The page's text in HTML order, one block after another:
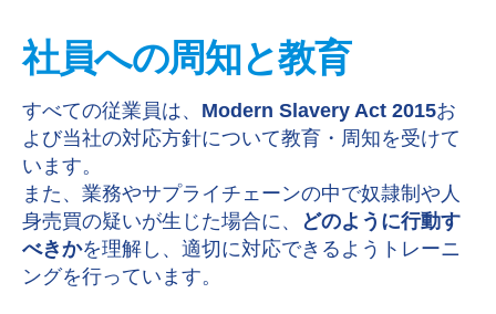
社員への周知と教育
すべての従業員は、 Modern Slavery Act 2015お
よび当社の対応方針について教育・周知を受けて
います。
また、業務やサプライチェーンの中で奴隷制や人
身売買の疑いが生じた場合に、 どのように行動す
べきかを理解し、適切に対応できるようトレーニ
ングを行っています。